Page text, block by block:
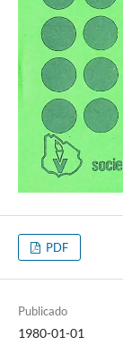
PDF
Publicado
1980-01-01